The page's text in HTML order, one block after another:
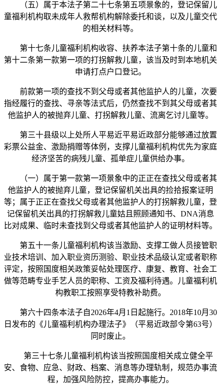
（五）属于本法子第二十七条第五项景象的，登记保留儿
童福利机构取未成年人救帮机构解除委托和谈，以及儿童交代
的相关材料等。
第十七条儿童福利机构收容、扶养本法子第十条的儿童和
第十二条第一款第一项的打拐解救儿童，该当及时到本地机关
申请打点户口登记。
前款第一项的查找不到父母或者其他监护人的儿童，次要
指经履行的查找、寻亲等法式后，仍然查找不到其父母或者其
他监护人的被抛弃儿童、打拐解救儿童、流离乞讨儿童等。
第三十县级以上处所人平易近平易近政部分能够通过放置
彩票公益金、激励捐赠等体例，支撑儿童福利机构优先为家庭
经济坚苦的病残儿童、孤单症儿童供给办事。
（一）属于第一款第一项景象中的正正在查找父母或者其
他监护人的被抛弃儿童，登记保留机关出具的捡拾报案证明
等；属于正正在查找父母或者其他监护人的打拐解救儿童，登
记保留机关出具的打拐解救儿童姑且照顾通知书、DNA消息
比对成果、临时未查找到父母或者其他监护人的证明材料等。
第五十一条儿童福利机构该当激励、支撑工做人员接管职
业技术培训、加入职业资历测验、职业技术品级认定或者职称
评定，按照国度相关政策妥帖处理医疗、康复、教育、社会工
做等范畴专业手艺人员的职称、工资及福利待遇。儿童福利机
构教职工按照享受特教补助费。
第六十四条本法子自2026年4月1日起施行。2018年10月30
日发布的《儿童福利机构办理法子》（平易近政部令第63号）
同时废止。
第三十七条儿童福利机构该当按照国度相关成立健全平
安、食物、应急、财政、档案、消息等办理轨制，规范办事流
程，加强风险防控，提高办事能力。